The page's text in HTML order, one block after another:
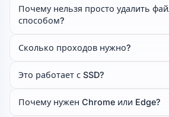
Почему нельзя просто удалить
способом?
Сколько проходов нужно?
Это работает с SSD?
Почему нужен Chrome или Edge?